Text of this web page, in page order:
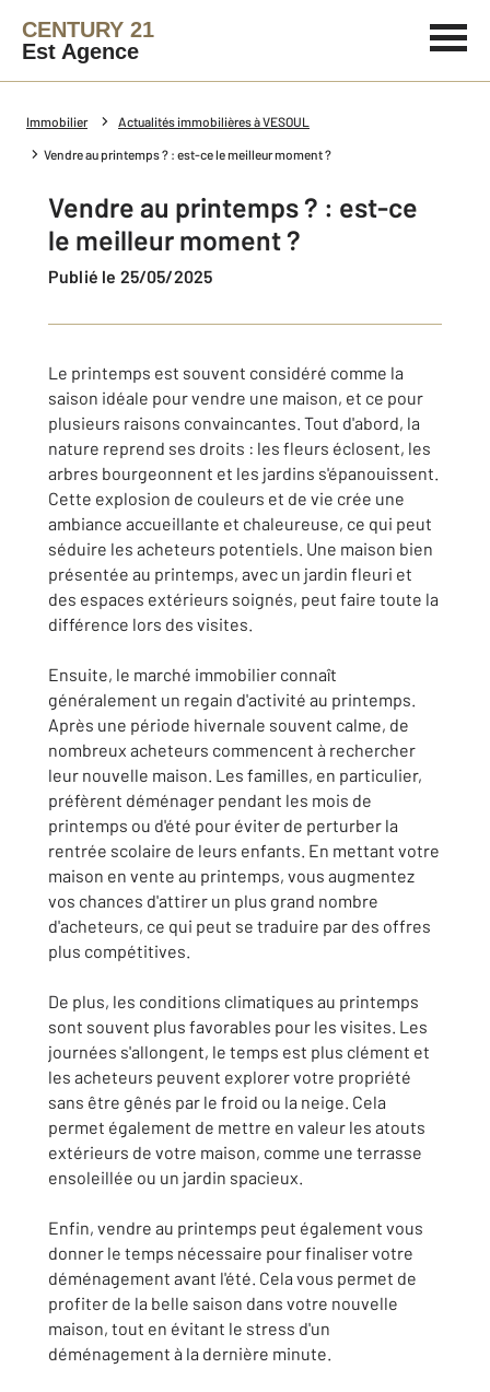
CENTURY 21
Est Agence
Immobilier Actualités immobilières à VESOUL
Vendre au printemps ? : est-ce le meilleur moment ?
Vendre au printemps ? : est-ce
le meilleur moment ?
Publié le 25/05/2025
Le printemps est souvent considéré comme la
saison idéale pour vendre une maison, et ce pour
plusieurs raisons convaincantes. Tout d'abord, la
nature reprend ses droits : les fleurs éclosent, les
arbres bourgeonnent et les jardins s'épanouissent.
Cette explosion de couleurs et de vie crée une
ambiance accueillante et chaleureuse, ce qui peut
séduire les acheteurs potentiels. Une maison bien
présentée au printemps, avec un jardin fleuri et
des espaces extérieurs soignés, peut faire toute la
différence lors des visites.
Ensuite, le marché immobilier connaît
généralement un regain d'activité au printemps.
Après une période hivernale souvent calme, de
nombreux acheteurs commencent à rechercher
leur nouvelle maison. Les familles, en particulier,
préfèrent déménager pendant les mois de
printemps ou d'été pour éviter de perturber la
rentrée scolaire de leurs enfants. En mettant votre
maison en vente au printemps, vous augmentez
vos chances d'attirer un plus grand nombre
d'acheteurs, ce qui peut se traduire par des offres
plus compétitives.
De plus, les conditions climatiques au printemps
sont souvent plus favorables pour les visites. Les
journées s'allongent, le temps est plus clément et
les acheteurs peuvent explorer votre propriété
sans être gênés par le froid ou la neige. Cela
permet également de mettre en valeur les atouts
extérieurs de votre maison, comme une terrasse
ensoleillée ou un jardin spacieux.
Enfin, vendre au printemps peut également vous
donner le temps nécessaire pour finaliser votre
déménagement avant l'été. Cela vous permet de
profiter de la belle saison dans votre nouvelle
maison, tout en évitant le stress d'un
déménagement à la dernière minute.